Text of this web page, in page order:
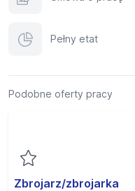
Pełny etat
Podobne oferty pracy
Zbrojarz/zbrojarka